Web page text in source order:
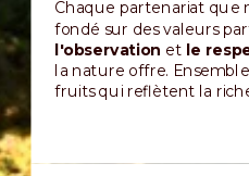
Chaque partenariat que
fondé sur des valeurs
l'observation et le
la nature offre.
fruits qui reflètent la